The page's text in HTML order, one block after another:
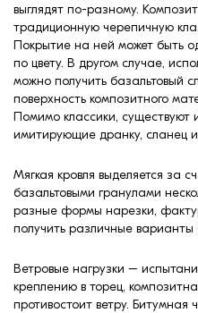
выглядят по-разному.
традиционную черепичную
Покрытие на ней может быть
по цвету. В другом случае,
можно получить базальтовый
поверхность композитного
Помимо классики,
имитирующие дранку, сланец
Мягкая кровля выделяется за
базальтовыми гранулами
разные формы нарезки,
получить различные варианты
Ветровые нагрузки –
креплению в торец,
противостоит ветру. Битумная